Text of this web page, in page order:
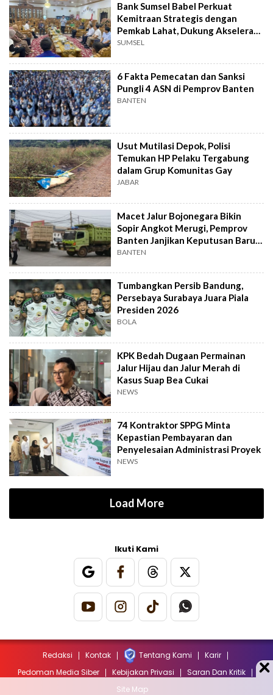
Bank Sumsel Babel Perkuat
Kemitraan Strategis dengan
Pemkab Lahat, Dukung Akselerasi
Ekonomi Daerah
SUMSEL
6 Fakta Pemecatan dan Sanksi
Pungli 4 ASN di Pemprov Banten
BANTEN
Usut Mutilasi Depok, Polisi
Temukan HP Pelaku Tergabung
dalam Grup Komunitas Gay
JABAR
Macet Jalur Bojonegara Bikin
Sopir Angkot Merugi, Pemprov
Banten Janjikan Keputusan Baru 4
Hari Lagi
BANTEN
Tumbangkan Persib Bandung,
Persebaya Surabaya Juara Piala
Presiden 2026
BOLA
KPK Bedah Dugaan Permainan
Jalur Hijau dan Jalur Merah di
Kasus Suap Bea Cukai
NEWS
74 Kontraktor SPPG Minta
Kepastian Pembayaran dan
Penyelesaian Administrasi Proyek
NEWS
Load More
Ikuti Kami
Redaksi Kontak Tentang Kami
Karir
Pedoman Media Siber
Kebijakan Privasi
Saran Dan Kritik
Site Map